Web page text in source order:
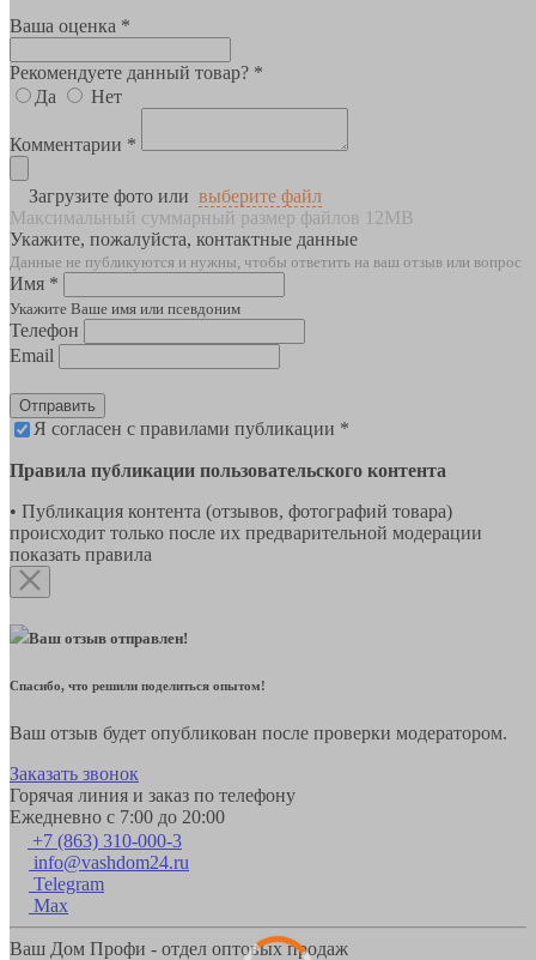
Ваша оценка *
Рекомендуете данный товар? *
Да
Нет
Комментарии *
Загрузите фото или выберите файл
Максимальный суммарный размер файлов 12MB
Укажите, пожалуйста, контактные данные
Данные не публикуются и нужны, чтобы ответить на ваш отзыв или вопрос
Имя *
Укажите Ваше имя или псевдоним
Телефон
Email
Отправить
Я согласен с правилами публикации *
Правила публикации пользовательского контента
• Публикация контента (отзывов, фотографий товара)
происходит только после их предварительной модерации
показать правила
Ваш отзыв отправлен!
Спасибо, что решили поделиться опытом!
Ваш отзыв будет опубликован после проверки модератором.
Заказать звонок
Горячая линия и заказ по телефону
Ежедневно с 7:00 до 20:00
+7 (863) 310-000-3
info@vashdom24.ru
Telegram
Max
Ваш Дом Профи - отдел оптовых продаж